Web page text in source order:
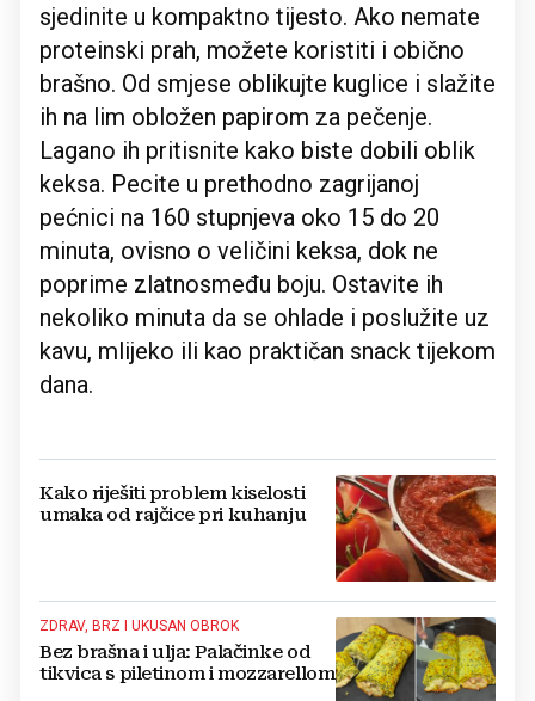
sjedinite u kompaktno tijesto. Ako nemate
proteinski prah, možete koristiti i obično
brašno. Od smjese oblikujte kuglice i slažite
ih na lim obložen papirom za pečenje.
Lagano ih pritisnite kako biste dobili oblik
keksa. Pecite u prethodno zagrijanoj
pećnici na 160 stupnjeva oko 15 do 20
minuta, ovisno o veličini keksa, dok ne
poprime zlatnosmeđu boju. Ostavite ih
nekoliko minuta da se ohlade i poslužite uz
kavu, mlijeko ili kao praktičan snack tijekom
dana.
Kako riješiti problem kiselosti
umaka od rajčice pri kuhanju
ZDRAV, BRZ I UKUSAN OBROK
Bez brašna i ulja: Palačinke od
tikvica s piletinom i mozzarellom